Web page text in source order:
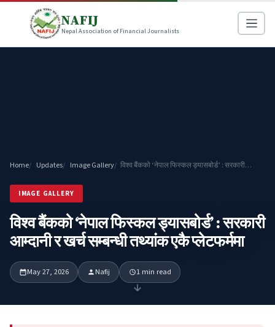
NAFIJ
Nepal Association of Financial Journalists
Home Updates Image Gallery विश्व बैंकको ‘नेपाल फिस्कल ड्यासबोर्ड’ : सरकारी…
IMAGE GALLERY
विश्व बैंकको ‘नेपाल फिस्कल ड्यासबोर्ड’ : सरकारी
आम्दानी र खर्च सम्बन्धी तथ्यांक एकै प्लेटफर्ममा
May 27, 2026 Nafij 1 min read